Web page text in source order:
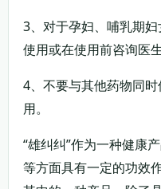
3、对于孕妇、哺乳期
使用或在使用前咨询医生
4、不要与其他药物同
用。
“雄纠纠”作为一种健康
等方面具有一定的功效